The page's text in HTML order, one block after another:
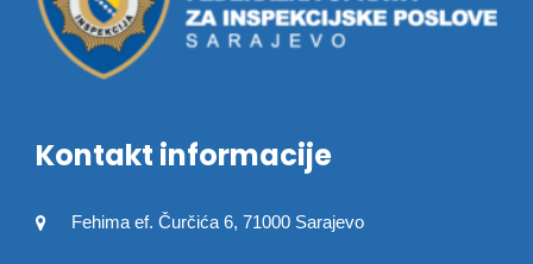
Kontakt informacije
Fehima ef. Čurčića 6, 71000 Sarajevo